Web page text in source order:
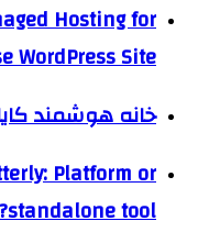
Hosting for
WordPress Site
خانه هوشمند
Platform or
standalone tool?